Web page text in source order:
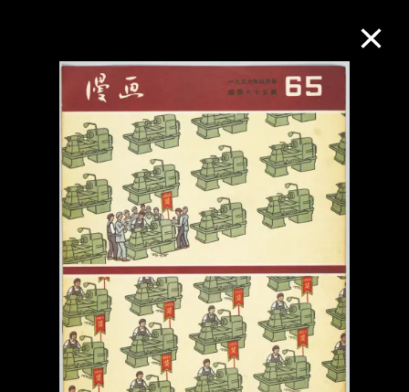
M+藏品
進一步篩選 搜索
關於M+藏品
探索世界頂級的二十及二十一世紀視覺
文化藏品。